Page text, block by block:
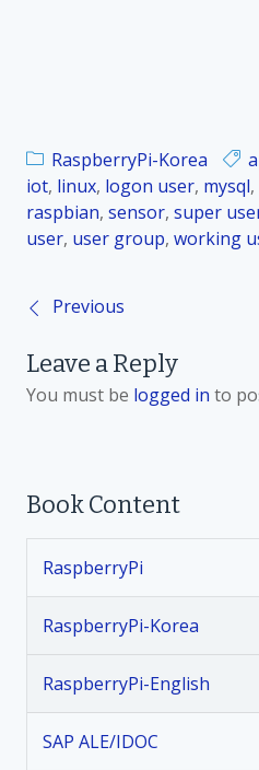
RaspberryPi-Korea
iot, linux, logon user, mysql,
raspbian, sensor, super
user, user group, working
P
o
n
a
v
g
Previous
Leave a Reply
You must be logged in to
Book Content
RaspberryPi
RaspberryPi-Korea
RaspberryPi-English
SAP ALE/IDOC